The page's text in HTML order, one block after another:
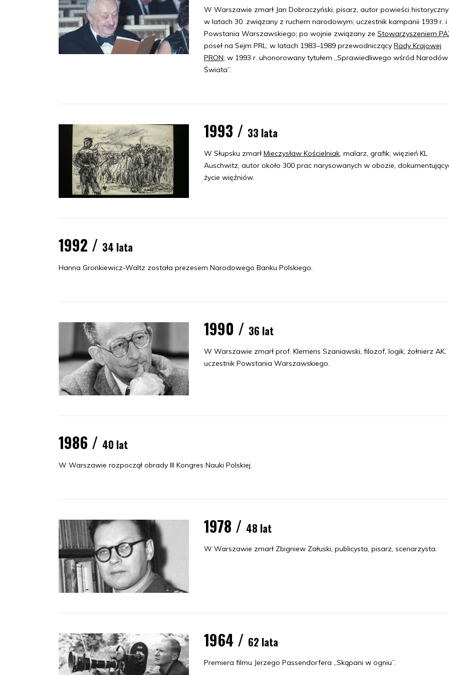
W Warszawie zmarł Jan Dobraczyński, pisarz, autor powieści
w latach 30. związany z ruchem narodowym; uczestnik kampanii 1939 r. i
Powstania Warszawskiego; po wojnie związany ze Stowarzyszeniem
poseł na Sejm PRL; w latach 1983–1989 przewodniczący Rady Krajowej
PRON; w 1993 r. uhonorowany tytułem „Sprawiedliwego wśród Narodów
Świata”.
1993 / 33 lata
W Słupsku zmarł Mieczysław Kościelniak, malarz, grafik; więzień KL
Auschwitz, autor około 300 prac narysowanych w obozie,
życie więźniów.
1992 / 34 lata
Hanna Gronkiewicz-Waltz została prezesem Narodowego Banku Polskiego.
1990 / 36 lat
W Warszawie zmarł prof. Klemens Szaniawski, filozof, logik, żołnierz AK,
uczestnik Powstania Warszawskiego.
1986 / 40 lat
W Warszawie rozpoczął obrady III Kongres Nauki Polskiej.
1978 / 48 lat
W Warszawie zmarł Zbigniew Załuski, publicysta, pisarz, scenarzysta.
1964 / 62 lata
Premiera filmu Jerzego Passendorfera „Skąpani w ogniu”.